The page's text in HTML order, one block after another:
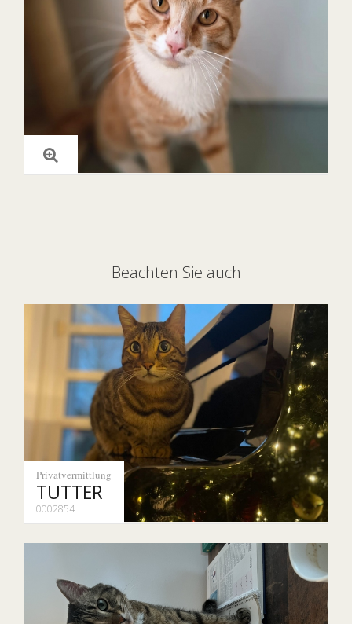
Beachten Sie auch
Privatvermittlung
TUTTER
0002854